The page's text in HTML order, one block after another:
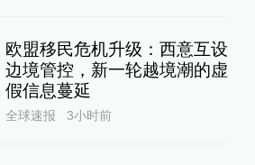
欧盟移民危机升级：西意互设
边境管控，新一轮越境潮的虚
假信息蔓延
全球速报 3小时前